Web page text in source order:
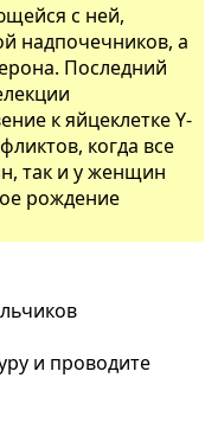
с ней,
надпочечников, а
Последний
к яйцеклетке Y-
когда все
так и у женщин
рождение
и проводите